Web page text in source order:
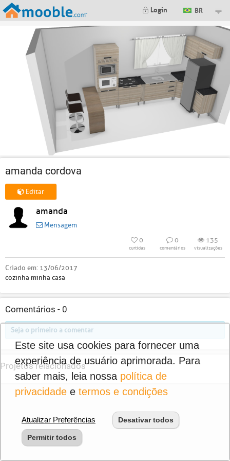
Login BR
amanda cordova
Editar
amanda
Mensagem
0
curtidas
0
comentários
135
visualizações
Criado em: 13/06/2017
cozinha minha casa
Comentários - 0
Seja o primeiro a comentar
Projetos relacionados
Este site usa cookies para fornecer uma
experiência de usuário aprimorada. Para
saber mais, leia nossa política de
privacidadee termos e condições
Atualizar Preferências Desativar todos
Permitir todos